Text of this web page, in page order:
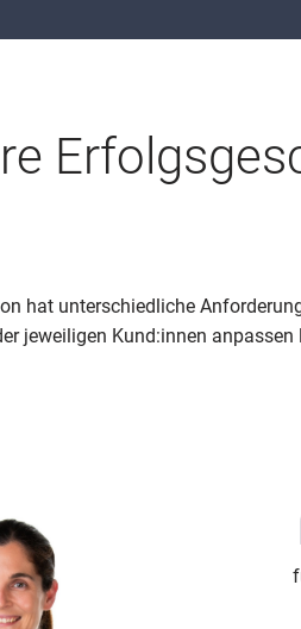
hat unterschiedliche
jeweiligen Kund:innen